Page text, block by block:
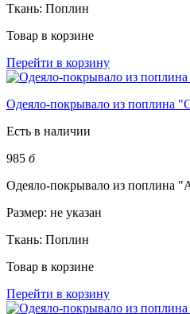
Ткань: Поплин
Товар в корзине
Перейти в корзину
Одеяло-покрывало из поплина
Есть в наличии
985 б
Одеяло-покрывало из поплина
Размер: не указан
Ткань: Поплин
Товар в корзине
Перейти в корзину